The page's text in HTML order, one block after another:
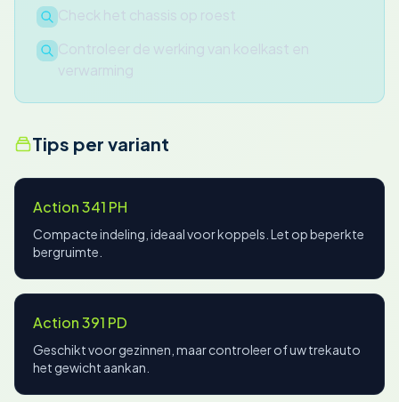
Check het chassis op roest
Controleer de werking van koelkast en
verwarming
Tips per variant
Action 341 PH
Compacte indeling, ideaal voor koppels. Let op beperkte
bergruimte.
Action 391 PD
Geschikt voor gezinnen, maar controleer of uw trekauto
het gewicht aankan.